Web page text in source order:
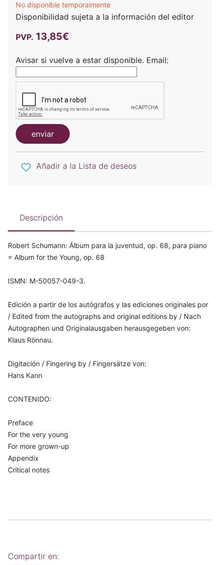
No disponible temporalmente
Disponibilidad sujeta a la información del editor
PVP. 13,85€
Avisar si vuelve a estar disponible. Email:
enviar
Añadir a la Lista de deseos
Descripción
Robert Schumann: Álbum para la juventud, op. 68, para piano
= Album for the Young, op. 68
ISMN: M-50057-049-3.
Edición a partir de los autógrafos y las ediciones originales por
/ Edited from the autographs and original editions by / Nach
Autographen und Originalausgaben herausgegeben von:
Klaus Rönnau.
Digitación / Fingering by / Fingersätze von:
Hans Kann
CONTENIDO:
Preface
For the very young
For more grown-up
Appendix
Critical notes
Compartir en: